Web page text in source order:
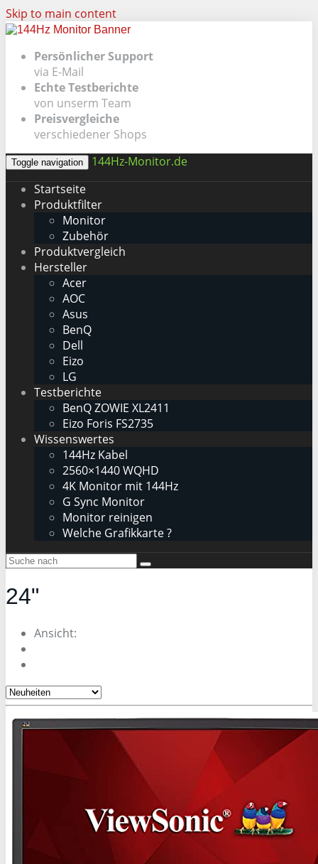
Skip to main content
Persönlicher Support
via E-Mail
Echte Testberichte
von unserm Team
Preisvergleiche
verschiedener Shops
Toggle navigation
144Hz-Monitor.de
Startseite
Produktfilter
Monitor
Zubehör
Produktvergleich
Hersteller
Acer
AOC
Asus
BenQ
Dell
Eizo
LG
Testberichte
BenQ ZOWIE XL2411
Eizo Foris FS2735
Wissenswertes
144Hz Kabel
2560×1440 WQHD
4K Monitor mit 144Hz
G Sync Monitor
Monitor reinigen
Welche Grafikkarte ?
24"
Ansicht: